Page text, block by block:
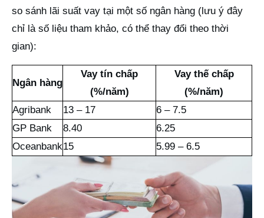
so sánh lãi suất vay tại một số ngân hàng (lưu ý đây
chỉ là số liệu tham khảo, có thể thay đổi theo thời
gian):
Ngân hàng
Vay tín chấp
(%/năm)
Vay thế chấp
(%/năm)
Agribank
13 – 17
6 – 7.5
GP Bank
8.40
6.25
Oceanbank15 5.99 – 6.5